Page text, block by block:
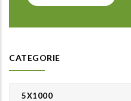
CATEGORIE
5X1000